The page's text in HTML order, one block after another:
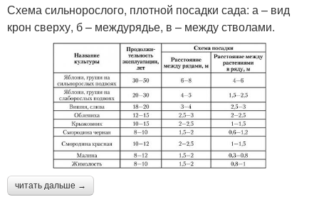
Схема сильнорослого, плотной посадки сада: а – вид
крон сверху, б – междурядье, в – между стволами.
читать дальше →